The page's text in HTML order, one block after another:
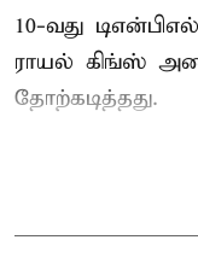
10-வது
ராயல் கிங்ஸ்
தோற்கடித்தது.